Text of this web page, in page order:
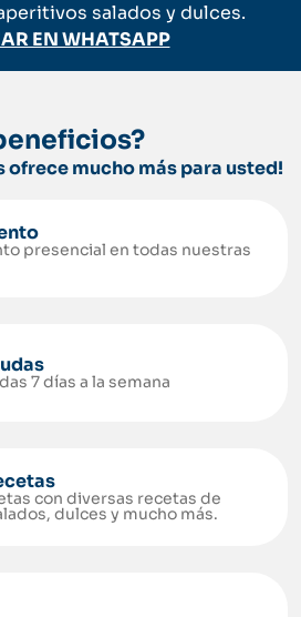
salados y dulces.
EN WHATSAPP
ofrece mucho más para usted!
presencial en todas nuestras
7 días a la semana
con diversas recetas de
dulces y mucho más.